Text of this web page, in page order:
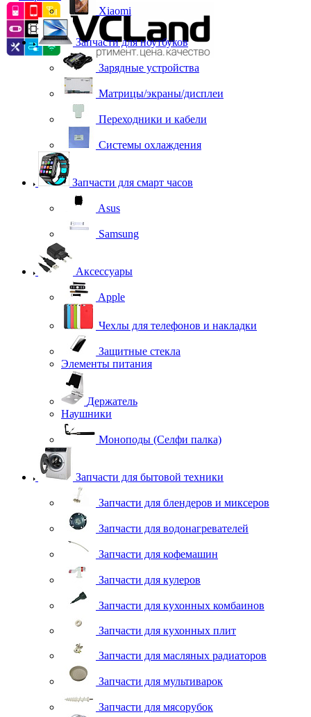
Xiaomi
Запчасти для ноутбуков
Зарядные устройства
Матрицы/экраны/дисплеи
Переходники и кабели
Системы охлаждения
Запчасти для смарт часов
Asus
Samsung
Аксессуары
Apple
Чехлы для телефонов и накладки
Защитные стекла
Элементы питания
Держатель
Наушники
Моноподы (Селфи палка)
Запчасти для бытовой техники
Запчасти для блендеров и миксеров
Запчасти для водонагревателей
Запчасти для кофемашин
Запчасти для кулеров
Запчасти для кухонных комбаинов
Запчасти для кухонных плит
Запчасти для масляных радиаторов
Запчасти для мультиварок
Запчасти для мясорубок